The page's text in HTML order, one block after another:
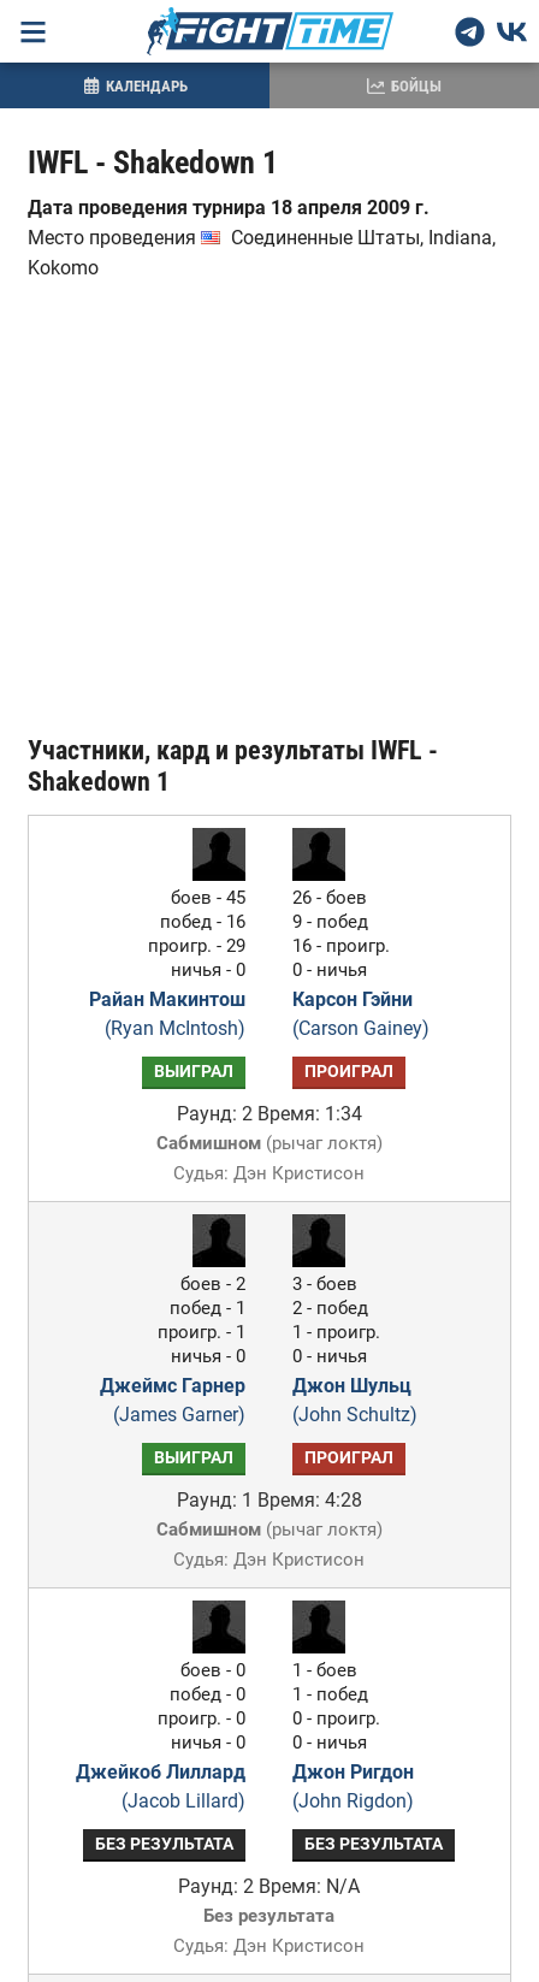
IWFL - Shakedown 1
Дата проведения турнира 18 апреля 2009 г.
Место проведения
Соединенные Штаты, Indiana,
Kokomo
Участники, кард и результаты IWFL -
Shakedown 1
боев - 45
побед - 16
проигр. - 29
ничья - 0
Райан Макинтош
(Ryan McIntosh)
26 - боев
9 - побед
16 - проигр.
0 - ничья
Карсон Гэйни
(Carson Gainey)
ВЫИГРАЛ ПРОИГРАЛ
Раунд: 2 Время: 1:34
Сабмишном(рычаг локтя)
Судья: Дэн Кристисон
боев - 2
побед - 1
проигр. - 1
ничья - 0
Джеймс Гарнер
(James Garner)
3 - боев
2 - побед
1 - проигр.
0 - ничья
Джон Шульц
(John Schultz)
ВЫИГРАЛ ПРОИГРАЛ
Раунд: 1 Время: 4:28
Сабмишном(рычаг локтя)
Судья: Дэн Кристисон
боев - 0
побед - 0
проигр. - 0
ничья - 0
Джейкоб Лиллард
(Jacob Lillard)
1 - боев
1 - побед
0 - проигр.
0 - ничья
Джон Ригдон
(John Rigdon)
БЕЗ РЕЗУЛЬТАТА БЕЗ РЕЗУЛЬТАТА
Раунд: 2 Время: N/A
Без результата
Судья: Дэн Кристисон
КАЛЕНДАРЬ БОЙЦЫ